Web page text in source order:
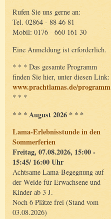
Rufen Sie uns gerne an:
Tel. 02864 - 88 46 81
Mobil: 0176 - 660 161 30
Eine Anmeldung ist erforderlich.
* * * Das gesamte Programm
finden Sie hier, unter diesen Link:
www.prachtlamas.de/programm
* * *
* * * August 2026 * * *
Lama-Erlebnisstunde in den
Sommerferien
Freitag, 07.08.2026, 15:00 -
15:45/ 16:00 Uhr
Achtsame Lama-Begegnung auf
der Weide für Erwachsene und
Kinder ab 3 J.
Noch 6 Plätze frei (Stand vom
03.08.2026)